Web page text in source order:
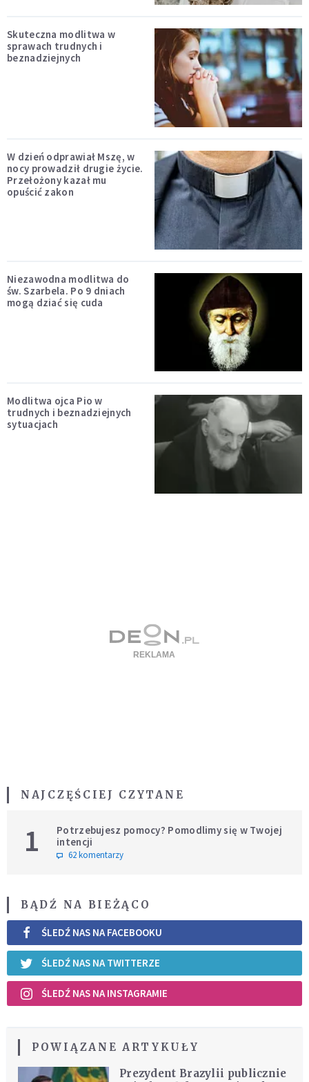
Skuteczna modlitwa w
sprawach trudnych i
beznadziejnych
W dzień odprawiał Mszę, w
nocy prowadził drugie życie.
Przełożony kazał mu
opuścić zakon
Niezawodna modlitwa do
św. Szarbela. Po 9 dniach
mogą dziać się cuda
Modlitwa ojca Pio w
trudnych i beznadziejnych
sytuacjach
NAJCZĘŚCIEJ CZYTANE
1
Potrzebujesz pomocy? Pomodlimy się w Twojej
intencji
62 komentarzy
BĄDŹ NA BIEŻĄCO
ŚLEDŹ NAS NA FACEBOOKU
ŚLEDŹ NAS NA TWITTERZE
ŚLEDŹ NAS NA INSTAGRAMIE
POWIĄZANE ARTYKUŁY
Prezydent Brazylii publicznie